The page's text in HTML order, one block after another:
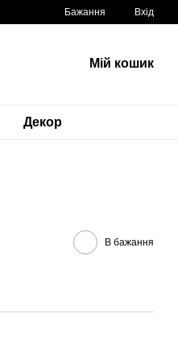
Бажання Вхід
Мій кошик
Декор
В бажання